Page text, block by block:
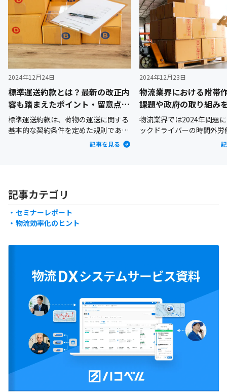
2024年12月24日
標準運送約款とは？最新の改正内
容も踏まえたポイント・留意点を
詳しく解説
標準運送約款は、荷物の運送に関する
基本的な契約条件を定めた規則であ
り、荷主企業と運送事業者業者との間
にとって重要な運送契約の変更が加え
られ、業務運営やリスク管理に新たな
対応が求められるようになりました。
そこで本記事では、標準運送約款の概
企業への影響について、今後の対応策
記事を見る
2024年12月23日
物流業界における附帯
課題や政府の取り組み
説
物流業界では2024年問題
ックドライバーの時間外
れることとなり、働き方
負担軽減や長時間労働の改
でしょう。本記事では、附
説します。
記事カテゴリ
セミナーレポート
物流効率化のヒント